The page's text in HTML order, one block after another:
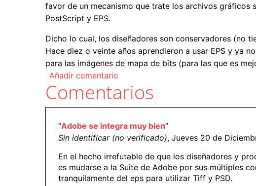
favor de un mecanismo que trate los archivos gráficos
PostScript y EPS.
Dicho lo cual, los diseñadores son conservadores (no
Hace diez o veinte años aprendieron a usar EPS y ya
para las imágenes de mapa de bits (para las que es
Añadir comentario
Comentarios
“Adobe se integra muy bien”
Sin identificar (no verificado), Jueves 20 de
En el hecho irrefutable de que los diseñadores y
es mudarse a la Suite de Adobe por sus múltiples
tranquilamente del eps para utilizar Tiff y PSD.